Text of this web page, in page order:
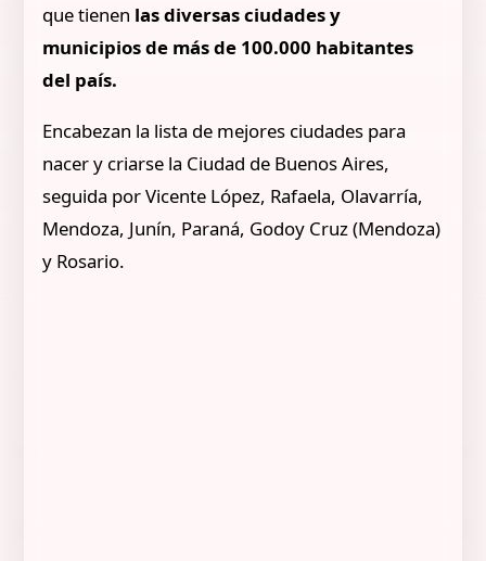
que tienen las diversas ciudades y
municipios de más de 100.000 habitantes
del país.
Encabezan la lista de mejores ciudades para
nacer y criarse la Ciudad de Buenos Aires,
seguida por Vicente López, Rafaela, Olavarría,
Mendoza, Junín, Paraná, Godoy Cruz (Mendoza)
y Rosario.